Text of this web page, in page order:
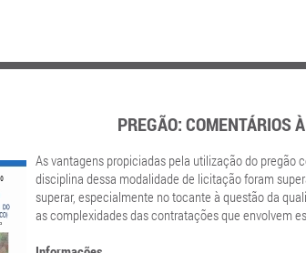
PREGÃO: COMENTÁRIOS
As vantagens propiciadas pela utilização do pregão
disciplina dessa modalidade de licitação foram
superar, especialmente no tocante à questão da
as complexidades das contratações que envolvem